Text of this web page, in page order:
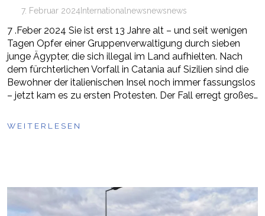
7. Februar 2024 International newsnewsnews
7 .Feber 2024 Sie ist erst 13 Jahre alt – und seit wenigen
Tagen Opfer einer Gruppenverwaltigung durch sieben
junge Ägypter, die sich illegal im Land aufhielten. Nach
dem fürchterlichen Vorfall in Catania auf Sizilien sind die
Bewohner der italienischen Insel noch immer fassungslos
– jetzt kam es zu ersten Protesten. Der Fall erregt großes…
WEITERLESEN